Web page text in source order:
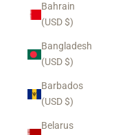
Bahrain
(USD $)
Bangladesh
(USD $)
Barbados
(USD $)
Belarus